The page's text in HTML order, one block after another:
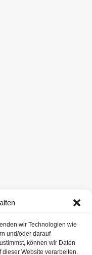
wir Technologien wie
und/oder darauf
können wir Daten
Website verarbeiten.